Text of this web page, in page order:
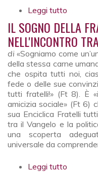
Leggi tutto
IL SOGNO DELLA
NELL'INCONTRO
di «Sogniamo come
della stessa carne
che ospita tutti noi,
fede o delle sue
tutti fratelli!» (Ft 8). È
amicizia sociale» (Ft 6)
sua Enciclica Fratelli
tra il Vangelo e la
una scoperta
universale da
Leggi tutto